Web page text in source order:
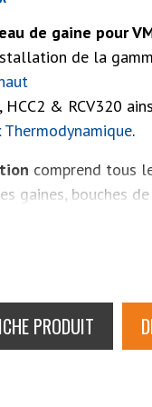
de gaine pour
de la
HCC2 & RCV320
.
comprend tous
gaines, bouches de
répartition, coudes,
accessoires
PRODUIT